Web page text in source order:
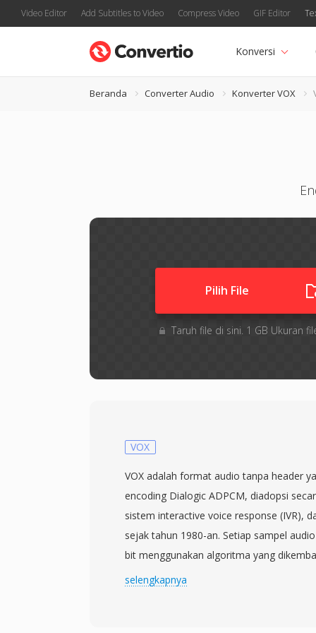
Video Editor Add Subtitles to Video Compress Video GIF Editor
Konversi
Beranda Converter Audio Konverter VOX
Pilih File
Taruh file di sini. 1 GB Ukuran
VOX
VOX adalah format audio tanpa header
encoding Dialogic ADPCM, diadopsi
sistem interactive voice response (IVR),
sejak tahun 1980-an. Setiap sampel
bit menggunakan algoritma yang
dan diimplementasikan dalam perangkat
selengkapnya